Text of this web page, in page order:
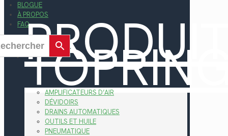
BLOGUE
À PROPOS
FAQ
AMPLIFICATEURS D’AIR
DÉVIDOIRS
DRAINS AUTOMATIQUES
OUTILS ET HUILE
PNEUMATIQUE